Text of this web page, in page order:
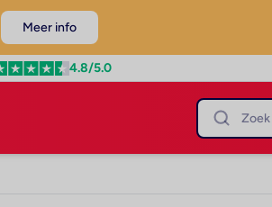
Meer info
4.8/5.0